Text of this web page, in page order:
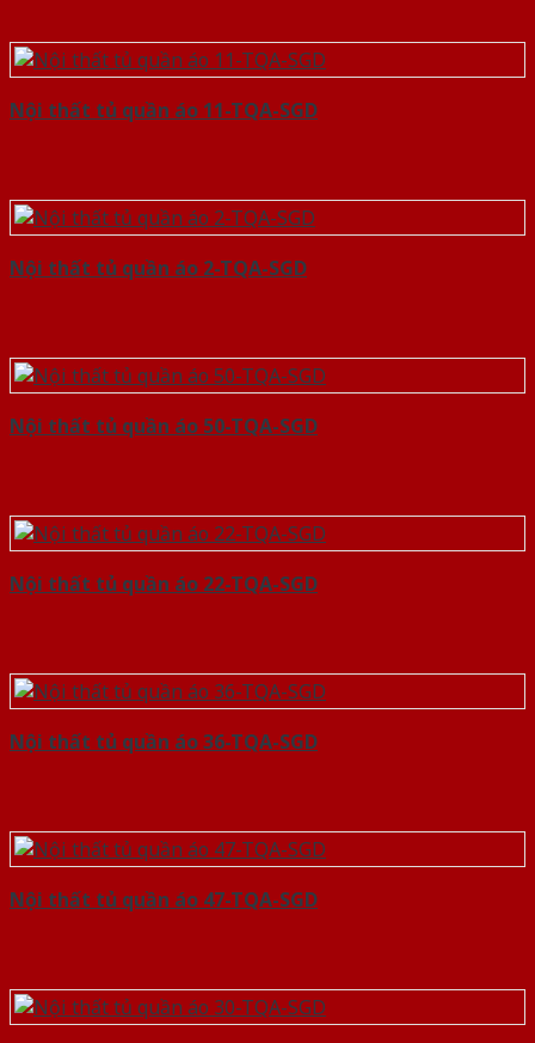
Nội thất tủ quần áo 11-TQA-SGD
Nội thất tủ quần áo 2-TQA-SGD
Nội thất tủ quần áo 50-TQA-SGD
Nội thất tủ quần áo 22-TQA-SGD
Nội thất tủ quần áo 36-TQA-SGD
Nội thất tủ quần áo 47-TQA-SGD